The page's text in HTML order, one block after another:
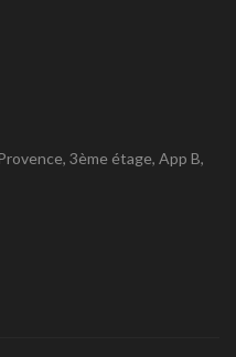
3ème étage, App B,